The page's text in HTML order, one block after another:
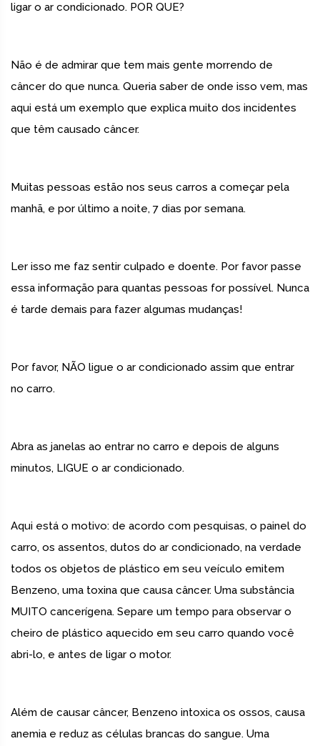
ligar o ar condicionado. POR QUE?
Não é de admirar que tem mais gente morrendo de
câncer do que nunca. Queria saber de onde isso vem, mas
aqui está um exemplo que explica muito dos incidentes
que têm causado câncer.
Muitas pessoas estão nos seus carros a começar pela
manhã, e por último a noite, 7 dias por semana.
Ler isso me faz sentir culpado e doente. Por favor passe
essa informação para quantas pessoas for possível. Nunca
é tarde demais para fazer algumas mudanças!
Por favor, NÃO ligue o ar condicionado assim que entrar
no carro.
Abra as janelas ao entrar no carro e depois de alguns
minutos, LIGUE o ar condicionado.
Aqui está o motivo: de acordo com pesquisas, o painel do
carro, os assentos, dutos do ar condicionado, na verdade
todos os objetos de plástico em seu veículo emitem
Benzeno, uma toxina que causa câncer. Uma substância
MUITO cancerígena. Separe um tempo para observar o
cheiro de plástico aquecido em seu carro quando você
abri-lo, e antes de ligar o motor.
Além de causar câncer, Benzeno intoxica os ossos, causa
anemia e reduz as células brancas do sangue. Uma